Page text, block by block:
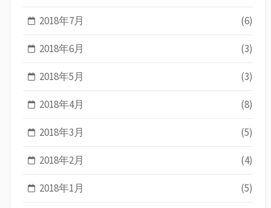
2018年7月 (6)
2018年6月 (3)
2018年5月 (3)
2018年4月 (8)
2018年3月 (5)
2018年2月 (4)
2018年1月 (5)